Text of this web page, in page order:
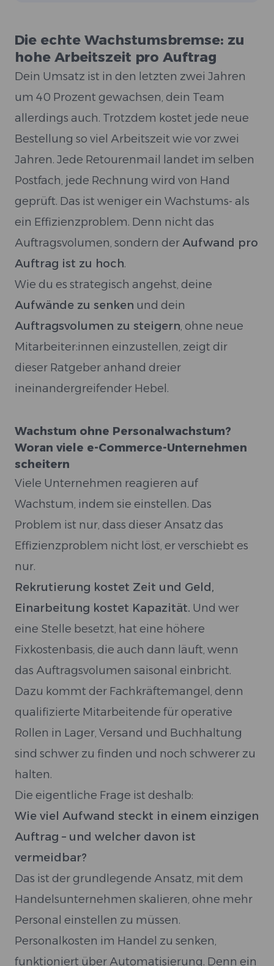
Die echte Wachstumsbremse: zu
hohe Arbeitszeit pro Auftrag
Dein Umsatz ist in den letzten zwei Jahren
um 40 Prozent gewachsen, dein Team
allerdings auch. Trotzdem kostet jede neue
Bestellung so viel Arbeitszeit wie vor zwei
Jahren. Jede Retourenmail landet im selben
Postfach, jede Rechnung wird von Hand
geprüft. Das ist weniger ein Wachstums- als
ein Effizienzproblem. Denn nicht das
Auftragsvolumen, sondern derAufwand pro
Auftrag ist zu hoch.
Wie du es strategisch angehst, deine
Aufwände zu senken und dein
Auftragsvolumen zu steigern, ohne neue
Mitarbeiter:innen einzustellen, zeigt dir
dieser Ratgeber anhand dreier
ineinandergreifender Hebel.
Wachstum ohne Personalwachstum?
Woran viele e-Commerce-Unternehmen
scheitern
Viele Unternehmen reagieren auf
Wachstum, indem sie einstellen. Das
Problem ist nur, dass dieser Ansatz das
Effizienzproblem nicht löst, er verschiebt es
nur.
Rekrutierung kostet Zeit und Geld,
Einarbeitung kostet Kapazität. Und wer
eine Stelle besetzt, hat eine höhere
Fixkostenbasis, die auch dann läuft, wenn
das Auftragsvolumen saisonal einbricht.
Dazu kommt der Fachkräftemangel, denn
qualifizierte Mitarbeitende für operative
Rollen in Lager, Versand und Buchhaltung
sind schwer zu finden und noch schwerer zu
halten.
Die eigentliche Frage ist deshalb:
Wie viel Aufwand steckt in einem einzigen
Auftrag – und welcher davon ist
vermeidbar?
Das ist der grundlegende Ansatz, mit dem
Handelsunternehmen skalieren, ohne mehr
Personal einstellen zu müssen.
Personalkosten im Handel zu senken,
funktioniert über Automatisierung. Denn ein